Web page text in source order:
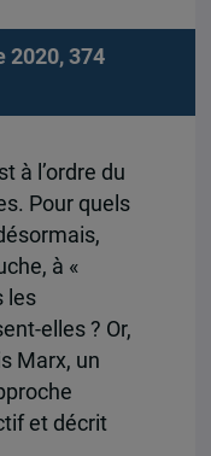
2020, 374
à l’ordre du
Pour quels
à «
les
elles ? Or,
Marx, un
et décrit